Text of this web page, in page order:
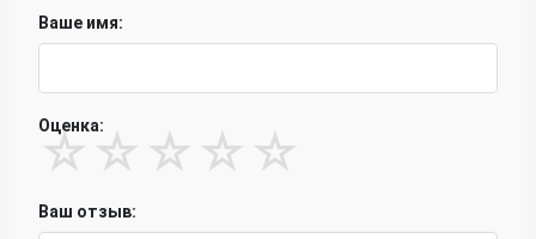
Ваше имя:
Оценка:
☆ ☆ ☆ ☆ ☆
Ваш отзыв: